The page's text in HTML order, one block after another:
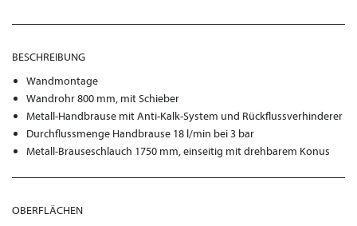
BESCHREIBUNG
Wandmontage
Wandrohr 800 mm, mit Schieber
Metall-Handbrause mit Anti-Kalk-System und Rückflussverhinderer
Durchflussmenge Handbrause 18 l/min bei 3 bar
Metall-Brauseschlauch 1750 mm, einseitig mit drehbarem Konus
OBERFLÄCHEN